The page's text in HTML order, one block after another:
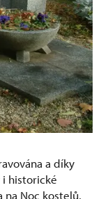
a díky
historické
Noc kostelů,